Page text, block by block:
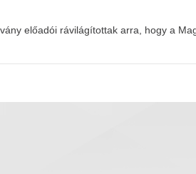
előadói rávilágítottak arra, hogy a